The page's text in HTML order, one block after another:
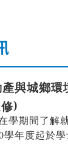
與城鄉環
)
學期間了解
學年度起於